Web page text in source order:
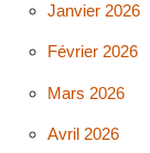
Janvier 2026
Février 2026
Mars 2026
Avril 2026